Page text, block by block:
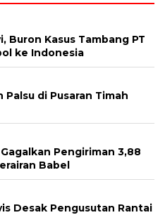
Buron Kasus Tambang PT
ke Indonesia
di Pusaran Timah
Pengiriman 3,88
Babel
Desak Pengusutan Rantai